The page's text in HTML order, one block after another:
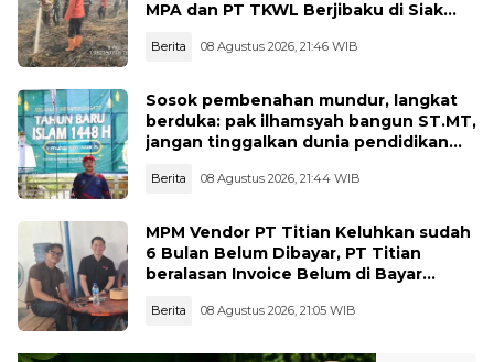
MPA dan PT TKWL Berjibaku di Siak
Berita 08 Agustus 2026, 21:46 WIB
Sosok pembenahan mundur, langkat
berduka: pak ilhamsyah bangun ST.MT,
jangan tinggalkan dunia pendidikan
Berita 08 Agustus 2026, 21:44 WIB
MPM Vendor PT Titian Keluhkan sudah
6 Bulan Belum Dibayar, PT Titian
beralasan Invoice Belum di Bayar
Berita 08 Agustus 2026, 21:05 WIB